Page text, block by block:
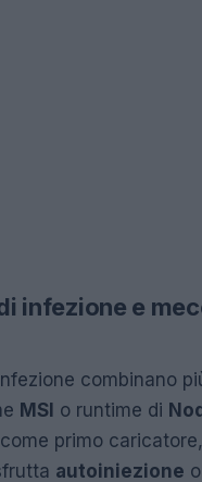
infezione e
combinano
MSI o runtime di
primo
autoiniezione